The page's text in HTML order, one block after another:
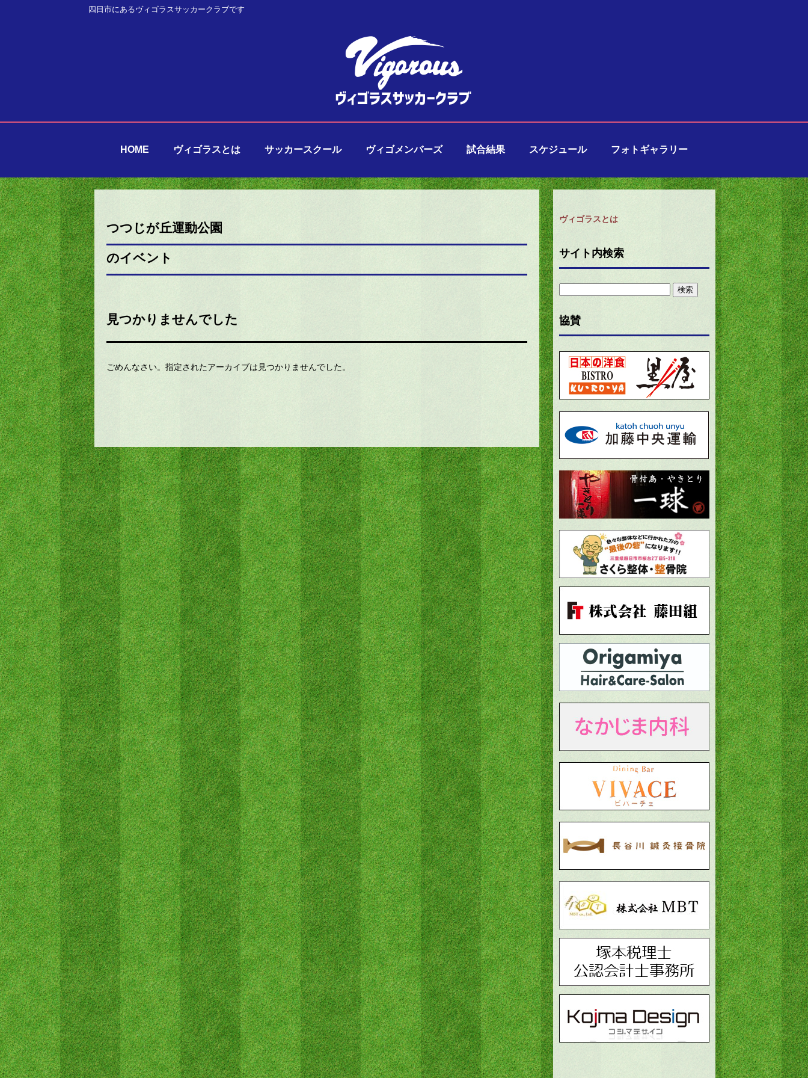
四日市にあるヴィゴラスサッカークラブです
HOME ヴィゴラスとは サッカースクール ヴィゴメンバーズ 試合結果 スケジュール フォトギャラリー
つつじが丘運動公園
のイベント
見つかりませんでした
ごめんなさい。指定されたアーカイブは見つかりませんでした。
ヴィゴラスとは
サイト内検索
協賛